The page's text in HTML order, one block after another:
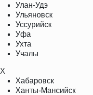
Улан-Удэ
Ульяновск
Уссурийск
Уфа
Ухта
Учалы
Х
Хабаровск
Ханты-Мансийск